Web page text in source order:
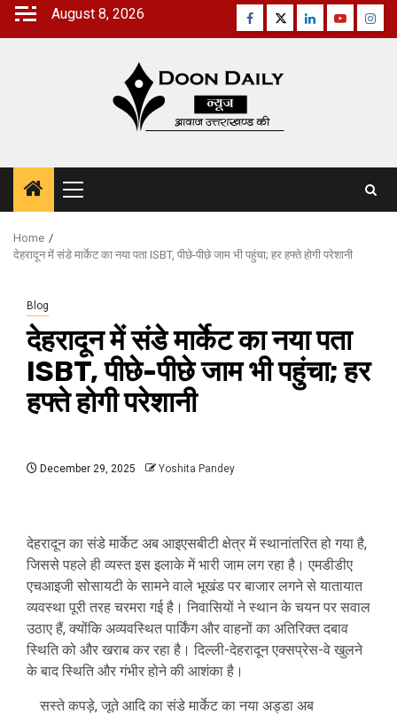
Skip
August 8, 2026 Facebook
TwitterLinkedinYoutube
Primary
Menu
Home
देहरादून में संडे मार्केट का नया पता ISBT, पीछे-पीछे जाम भी पहुंचा; हर हफ्ते होगी परेशानी
Blog
देहरादून में संडे मार्केट का नया पता
ISBT, पीछे-पीछे जाम भी पहुंचा; हर
हफ्ते होगी परेशानी
December 29, 2025 Yoshita Pandey
देहरादून का संडे मार्केट अब आइएसबीटी क्षेत्र में स्थानांतरित हो गया है,
जिससे पहले ही व्यस्त इस इलाके में भारी जाम लग रहा है। एमडीडीए
एचआइजी सोसायटी के सामने वाले भूखंड पर बाजार लगने से यातायात
व्यवस्था पूरी तरह चरमरा गई है। निवासियों ने स्थान के चयन पर सवाल
उठाए हैं, क्योंकि अव्यवस्थित पार्किंग और वाहनों का अतिरिक्त दबाव
स्थिति को और खराब कर रहा है। दिल्ली-देहरादून एक्सप्रेस-वे खुलने
के बाद स्थिति और गंभीर होने की आशंका है।
सस्ते कपड़े, जूते आदि का संडे मार्केट का नया अड्डा अब